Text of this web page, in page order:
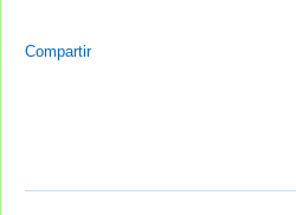
Compartir